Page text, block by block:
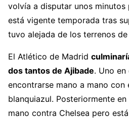
volvía a disputar unos minutos
está vigente temporada tras
tuvo alejada de los terrenos de
El Atlético de Madrid
dos tantos de Ajibade. Uno
encontrarse mano a mano con
blanquiazul. Posteriormente
mano contra Chelsea pero